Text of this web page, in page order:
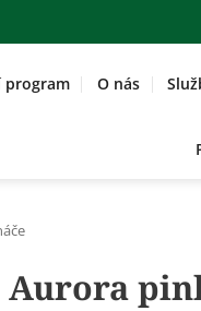
program O nás